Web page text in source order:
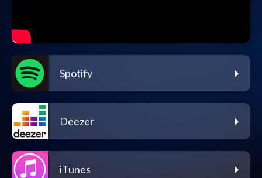
Spotify
Deezer
iTunes